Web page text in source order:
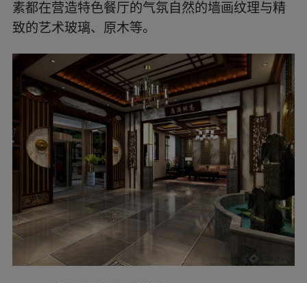
素都在营造特色餐厅的气氛自然的墙画纹理与精
致的艺术玻璃、原木等。